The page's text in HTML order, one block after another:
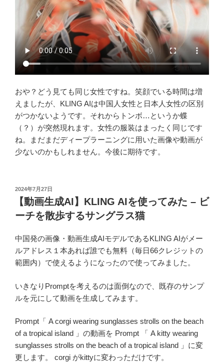
おや？どう見ても同じ女性ですね。笑顔でいる時間は増
えましたが、KLING AIは中国人女性と日本人女性の区別
がつかないようです。それからトンボ…というか蝶
（？）が突然現れます。女性の服装はまったく同じです
ね。まだまだディープラーニングに用いた画像や動画が
少ないのかもしれません。今後に期待です。
投
稿
日:
2024年7月27日
【動画生成AI】KLING AIを使ってみた – ビ
ーチを散歩するサングラス猫
中国発の画像・動画生成AIモデルであるKLING AIがメー
ルアドレス１本あれば誰でも無料（毎日66クレジットの
範囲内）で使えるようになったので使ってみました。
いきなりPromptを考えるのは面倒なので、既存のサンプ
ルを元にして動画を生成してみます。
Prompt「 A corgi wearing sunglasses strolls on the beach
of a tropical island 」の動画を Prompt 「 A kitty wearing
sunglasses strolls on the beach of a tropical island 」に変
更します。 corgi がkittyに変わっただけです。